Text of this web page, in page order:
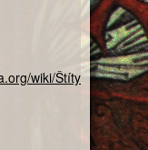
wiki/Štíty